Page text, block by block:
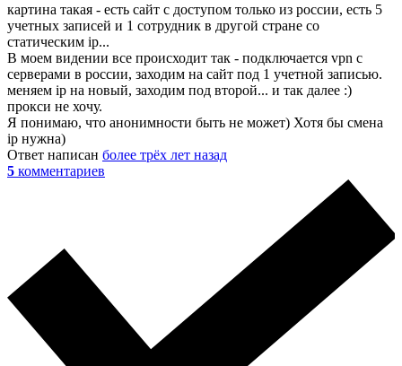
картина такая - есть сайт с доступом только из россии, есть 5
учетных записей и 1 сотрудник в другой стране со
статическим ip...
В моем видении все происходит так - подключается vpn с
серверами в россии, заходим на сайт под 1 учетной записью.
меняем ip на новый, заходим под второй... и так далее :)
прокси не хочу.
Я понимаю, что анонимности быть не может) Хотя бы смена
ip нужна)
Ответ написан более трёх лет назад
5 комментариев